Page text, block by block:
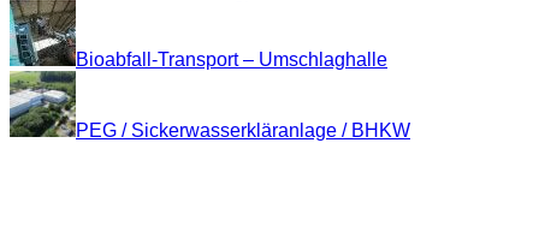
Bioabfall-Transport – Umschlaghalle
PEG / Sickerwasserkläranlage / BHKW